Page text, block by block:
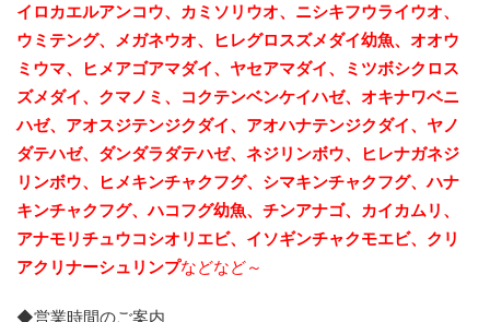
イロカエルアンコウ、カミソリウオ、ニシキフウライウオ、
ウミテング、メガネウオ、ヒレグロスズメダイ幼魚、 オオウ
ミウマ、ヒメアゴアマダイ、ヤセアマダイ、ミツボシクロス
ズメダイ、クマノミ、コクテンベンケイハゼ、オキナワベニ
ハゼ、アオスジテンジクダイ、 アオハナテンジクダイ、ヤノ
ダテハゼ、ダンダラダテハゼ、ネジリンボウ、ヒレナガネジ
リンボウ、ヒメキンチャクフグ、シマキンチャクフグ、ハナ
キンチャクフグ、ハコフグ幼魚、チンアナゴ、カイカムリ、
アナモリチュウコシオリエビ、 イソギンチャクモエビ、クリ
アクリナーシュリンプなどなど～
◆営業時間のご案内